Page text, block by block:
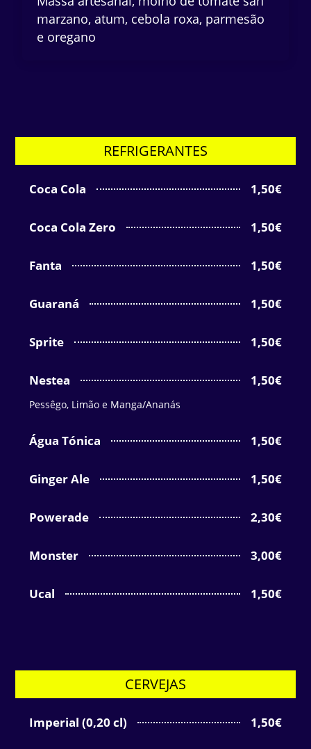
marzano, atum, cebola roxa, parmesão
e oregano
REFRIGERANTES
Coca Cola 1,50€
Coca Cola Zero 1,50€
Fanta 1,50€
Guaraná 1,50€
Sprite 1,50€
Nestea 1,50€
Pessêgo, Limão e Manga/Ananás
Água Tónica 1,50€
Ginger Ale 1,50€
Powerade 2,30€
Monster 3,00€
Ucal 1,50€
CERVEJAS
Imperial (0,20 cl) 1,50€